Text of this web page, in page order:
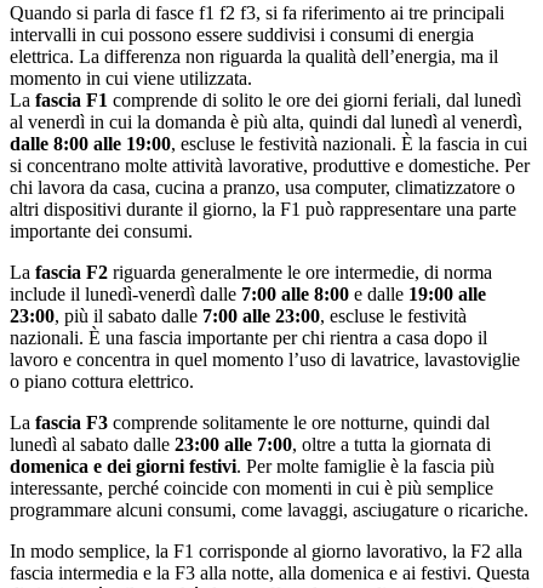
Quando si parla di fasce f1 f2 f3, si fa riferimento ai tre principali
intervalli in cui possono essere suddivisi i consumi di energia
elettrica. La differenza non riguarda la qualità dell’energia, ma il
momento in cui viene utilizzata.
La fascia F1 comprende di solito le ore dei giorni feriali, dal lunedì
al venerdì in cui la domanda è più alta, quindi dal lunedì al venerdì,
dalle 8:00 alle 19:00, escluse le festività nazionali. È la fascia in cui
si concentrano molte attività lavorative, produttive e domestiche. Per
chi lavora da casa, cucina a pranzo, usa computer, climatizzatore o
altri dispositivi durante il giorno, la F1 può rappresentare una parte
importante dei consumi.
La fascia F2 riguarda generalmente le ore intermedie, di norma
include il lunedì-venerdì dalle 7:00 alle 8:00 e dalle 19:00 alle
23:00, più il sabato dalle 7:00 alle 23:00, escluse le festività
nazionali. È una fascia importante per chi rientra a casa dopo il
lavoro e concentra in quel momento l’uso di lavatrice, lavastoviglie
o piano cottura elettrico.
La fascia F3 comprende solitamente le ore notturne, quindi dal
lunedì al sabato dalle 23:00 alle 7:00, oltre a tutta la giornata di
domenica e dei giorni festivi. Per molte famiglie è la fascia più
interessante, perché coincide con momenti in cui è più semplice
programmare alcuni consumi, come lavaggi, asciugature o ricariche.
In modo semplice, la F1 corrisponde al giorno lavorativo, la F2 alla
fascia intermedia e la F3 alla notte, alla domenica e ai festivi. Questa